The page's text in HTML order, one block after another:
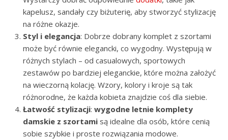
kapelusz, sandały czy biżuterię, aby stworzyć stylizację
na różne okazje.
Styl i elegancja: Dobrze dobrany komplet z szortami
może być równie elegancki, co wygodny. Występują w
różnych stylach – od casualowych, sportowych
zestawów po bardziej eleganckie, które można założyć
na wieczorną kolację. Wzory, kolory i kroje są tak
różnorodne, że każda kobieta znajdzie coś dla siebie.
Łatwość stylizacji: wygodne letnie komplety
damskie z szortami są idealne dla osób, które cenią
sobie szybkie i proste rozwiązania modowe.